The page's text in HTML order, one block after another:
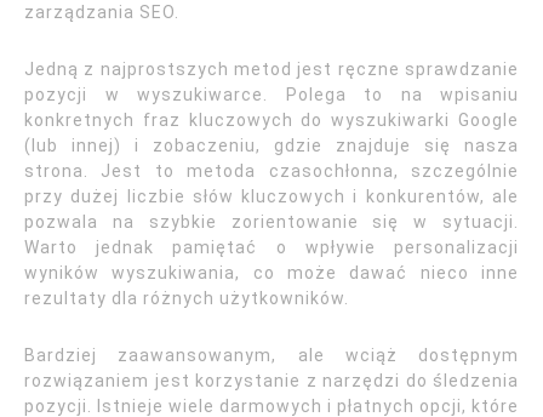
zarządzania SEO.
Jedną z najprostszych metod jest ręczne sprawdzanie
pozycji w wyszukiwarce. Polega to na wpisaniu
konkretnych fraz kluczowych do wyszukiwarki Google
(lub innej) i zobaczeniu, gdzie znajduje się nasza
strona. Jest to metoda czasochłonna, szczególnie
przy dużej liczbie słów kluczowych i konkurentów, ale
pozwala na szybkie zorientowanie się w sytuacji.
Warto jednak pamiętać o wpływie personalizacji
wyników wyszukiwania, co może dawać nieco inne
rezultaty dla różnych użytkowników.
Bardziej zaawansowanym, ale wciąż dostępnym
rozwiązaniem jest korzystanie z narzędzi do śledzenia
pozycji. Istnieje wiele darmowych i płatnych opcji, które